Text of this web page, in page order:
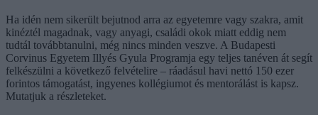
Ha idén nem sikerült bejutnod arra az egyetemre vagy szakra, amit
kinéztél magadnak, vagy anyagi, családi okok miatt eddig nem
tudtál továbbtanulni, még nincs minden veszve. A Budapesti
Corvinus Egyetem Illyés Gyula Programja egy teljes tanéven át segít
felkészülni a következő felvételire – ráadásul havi nettó 150 ezer
forintos támogatást, ingyenes kollégiumot és mentorálást is kapsz.
Mutatjuk a részleteket.